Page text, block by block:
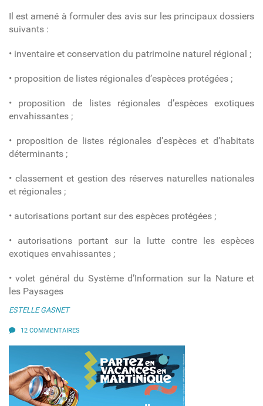
Il est amené à formuler des avis sur les principaux dossiers
suivants :
• inventaire et conservation du patrimoine naturel régional ;
• proposition de listes régionales d’espèces protégées ;
• proposition de listes régionales d’espèces exotiques
envahissantes ;
• proposition de listes régionales d’espèces et d’habitats
déterminants ;
• classement et gestion des réserves naturelles nationales
et régionales ;
• autorisations portant sur des espèces protégées ;
• autorisations portant sur la lutte contre les espèces
exotiques envahissantes ;
• volet général du Système d’Information sur la Nature et
les Paysages
ESTELLE GASNET
12 COMMENTAIRES